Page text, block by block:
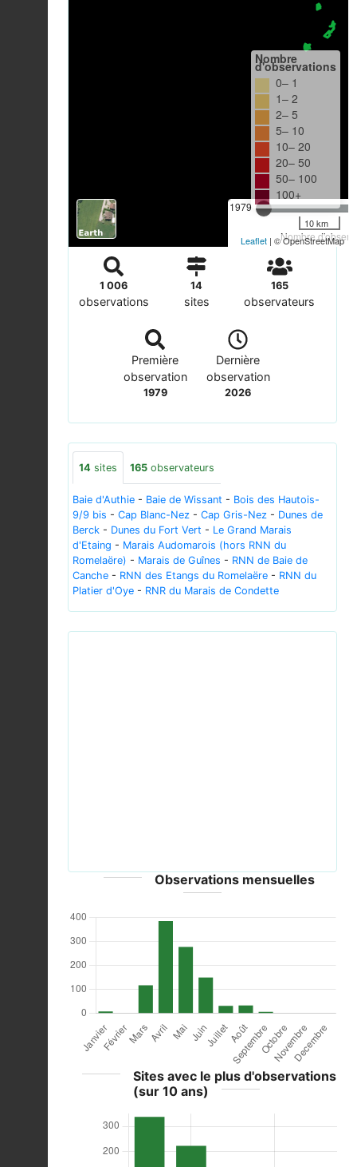
1979
Nombre
Nombre
d'observations
0– 1
1– 2
2– 5
5– 10
10– 20
20– 50
50– 100
100+
10 km
Leaflet | © OpenStreetMap
1 006
observations
14
sites
165
observateurs
Première
observation
1979
Dernière
observation
2026
14 sites 165 observateurs
Baie d'Authie - Baie de Wissant - Bois des Hautois-
9/9 bis - Cap Blanc-Nez - Cap Gris-Nez - Dunes de
Berck - Dunes du Fort Vert - Le Grand Marais
d'Etaing - Marais Audomarois (hors RNN du
Romelaëre) - Marais de Guînes - RNN de Baie de
Canche - RNN des Etangs du Romelaëre - RNN du
Platier d'Oye - RNR du Marais de Condette
Observations mensuelles
Sites avec le plus d'observations
(sur 10 ans)